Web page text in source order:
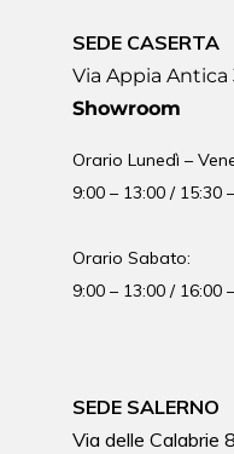
SEDE CASERTA
Via Appia Antica
Showroom
Orario Lunedì –
9:00 – 13:00 / 15:30
Orario Sabato:
9:00 – 13:00 / 16:00
SEDE SALERNO
Via delle Calabrie